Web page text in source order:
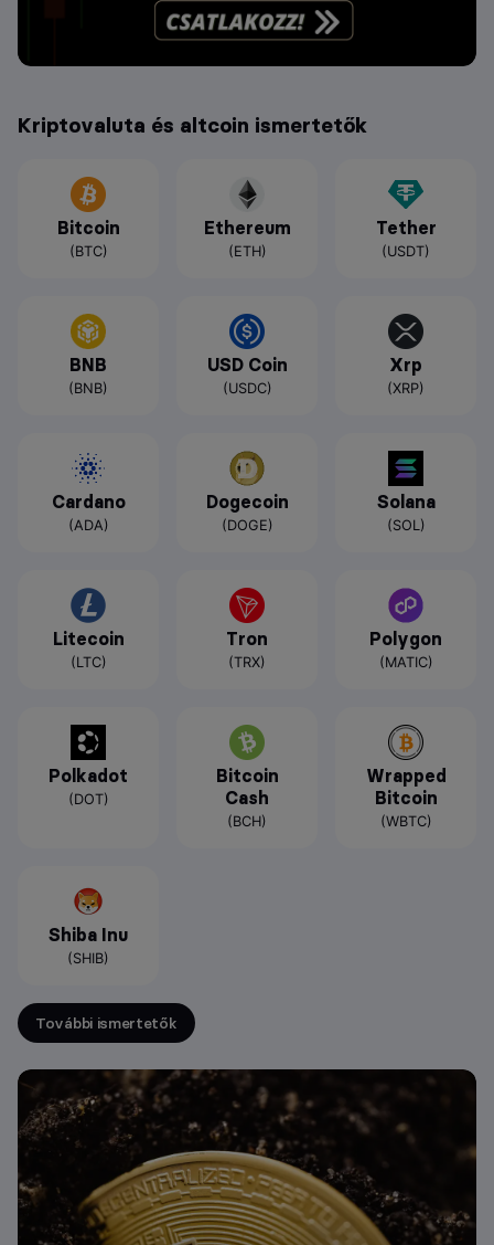
Kriptovaluta és altcoin ismertetők
Bitcoin
(BTC)
Ethereum
(ETH)
Tether
(USDT)
BNB
(BNB)
USD Coin
(USDC)
Xrp
(XRP)
Cardano
(ADA)
Dogecoin
(DOGE)
Solana
(SOL)
Litecoin
(LTC)
Tron
(TRX)
Polygon
(MATIC)
Polkadot
(DOT)
Bitcoin
Cash
(BCH)
Wrapped
Bitcoin
(WBTC)
Shiba Inu
(SHIB)
További ismertetők